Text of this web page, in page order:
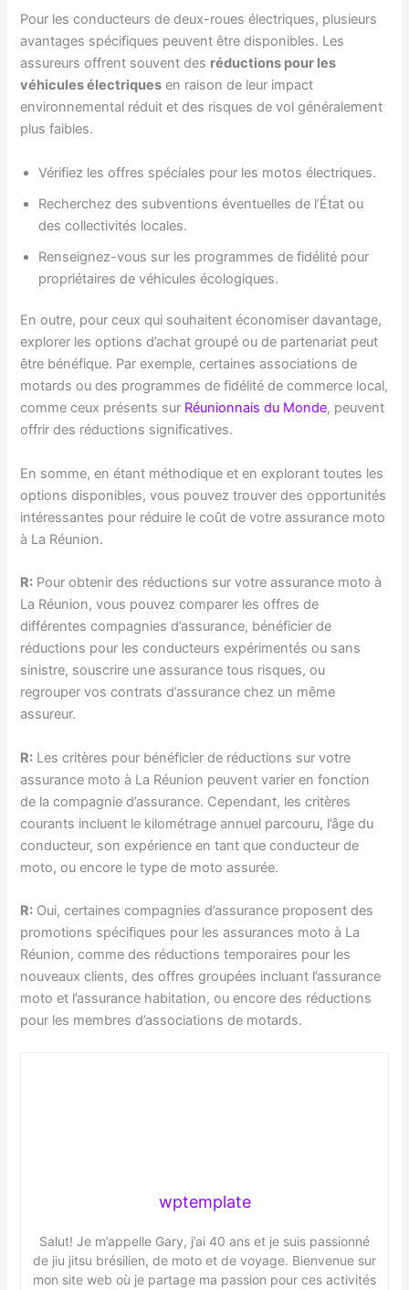
Pour les conducteurs de deux-roues électriques, plusieurs
avantages spécifiques peuvent être disponibles. Les
assureurs offrent souvent des réductions pour les
véhicules électriques en raison de leur impact
environnemental réduit et des risques de vol généralement
plus faibles.
Vérifiez les offres spéciales pour les motos électriques.
Recherchez des subventions éventuelles de l’État ou
des collectivités locales.
Renseignez-vous sur les programmes de fidélité pour
propriétaires de véhicules écologiques.
En outre, pour ceux qui souhaitent économiser davantage,
explorer les options d’achat groupé ou de partenariat peut
être bénéfique. Par exemple, certaines associations de
motards ou des programmes de fidélité de commerce local,
comme ceux présents sur Réunionnais du Monde, peuvent
offrir des réductions significatives.
En somme, en étant méthodique et en explorant toutes les
options disponibles, vous pouvez trouver des opportunités
intéressantes pour réduire le coût de votre assurance moto
à La Réunion.
R: Pour obtenir des réductions sur votre assurance moto à
La Réunion, vous pouvez comparer les offres de
différentes compagnies d’assurance, bénéficier de
réductions pour les conducteurs expérimentés ou sans
sinistre, souscrire une assurance tous risques, ou
regrouper vos contrats d’assurance chez un même
assureur.
R: Les critères pour bénéficier de réductions sur votre
assurance moto à La Réunion peuvent varier en fonction
de la compagnie d’assurance. Cependant, les critères
courants incluent le kilométrage annuel parcouru, l’âge du
conducteur, son expérience en tant que conducteur de
moto, ou encore le type de moto assurée.
R: Oui, certaines compagnies d’assurance proposent des
promotions spécifiques pour les assurances moto à La
Réunion, comme des réductions temporaires pour les
nouveaux clients, des offres groupées incluant l’assurance
moto et l’assurance habitation, ou encore des réductions
pour les membres d’associations de motards.
wptemplate
Salut! Je m’appelle Gary, j’ai 40 ans et je suis passionné
de jiu jitsu brésilien, de moto et de voyage. Bienvenue sur
mon site web où je partage ma passion pour ces activités